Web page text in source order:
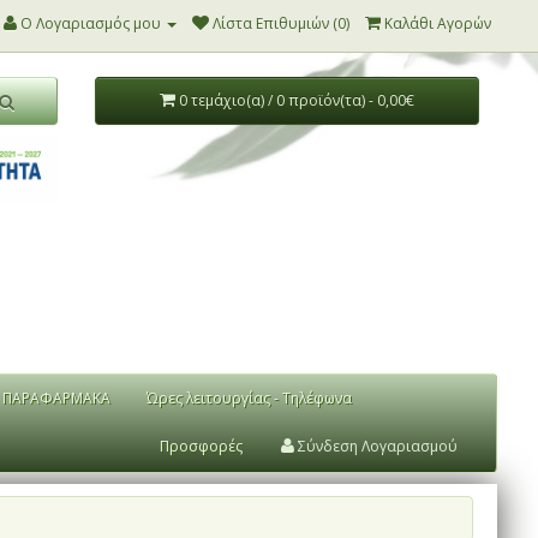
Ο Λογαριασμός μου Λίστα Επιθυμιών (0) Καλάθι Αγορών
0 τεμάχιο(α) / 0 προϊόν(τα) - 0,00€
ΠΑΡΑΦΑΡΜΑΚΑ Ώρες λειτουργίας - Τηλέφωνα
Προσφορές Σύνδεση Λογαριασμού